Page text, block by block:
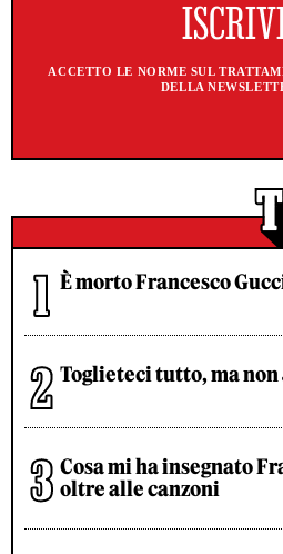
ACCETTO LE NORME SUL
DELLA
È morto Francesco
Toglieteci tutto, ma
Cosa mi ha insegnato
oltre alle canzoni